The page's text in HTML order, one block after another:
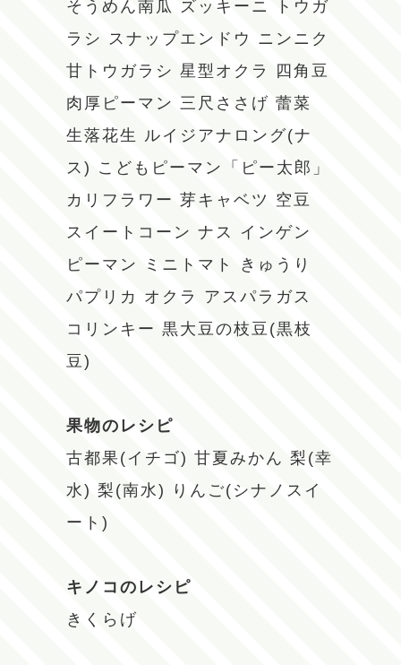
そうめん南瓜 ズッキーニ
トウガ
ラシ
スナップエンドウ ニンニク
甘トウガラシ 星型オクラ
四角豆
肉厚ピーマン 三尺ささげ 蕾菜
生落花生
ルイジアナロング(ナ
ス) こどもピーマン「ピー太郎」
カリフラワー 芽キャベツ 空豆
スイートコーン ナス
インゲン
ピーマン
ミニトマト
きゅうり
パプリカ オクラ
アスパラガス
コリンキー 黒大豆の枝豆(黒枝
豆)
果物のレシピ
古都果(イチゴ) 甘夏みかん 梨(幸
水) 梨(南水)
りんご(シナノスイ
ート)
キノコのレシピ
きくらげ